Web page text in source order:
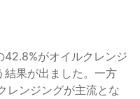
42.8%がオイルクレンジ
結果が出ました。一方
レンジングが主流とな